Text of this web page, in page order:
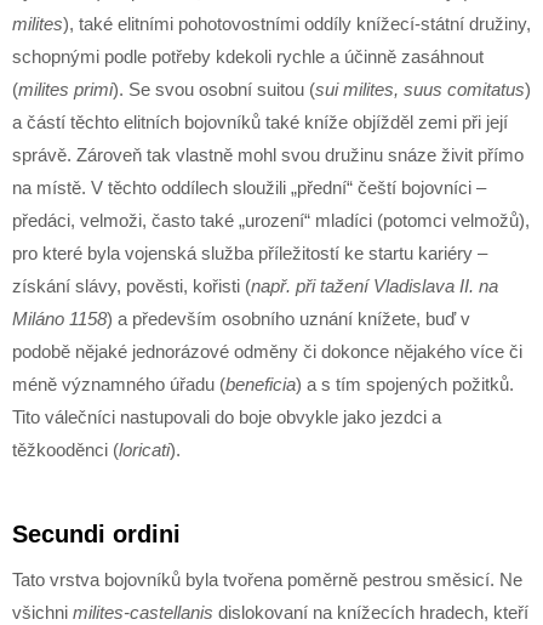
milites), také elitními pohotovostními oddíly knížecí-státní družiny,
schopnými podle potřeby kdekoli rychle a účinně zasáhnout
(milites primi). Se svou osobní suitou (sui milites, suus comitatus)
a částí těchto elitních bojovníků také kníže objížděl zemi při její
správě. Zároveň tak vlastně mohl svou družinu snáze živit přímo
na místě. V těchto oddílech sloužili „přední“ čeští bojovníci –
předáci, velmoži, často také „urození“ mladíci (potomci velmožů),
pro které byla vojenská služba příležitostí ke startu kariéry –
získání slávy, pověsti, kořisti (např. při tažení Vladislava II. na
Miláno 1158) a především osobního uznání knížete, buď v
podobě nějaké jednorázové odměny či dokonce nějakého více či
méně významného úřadu (beneficia) a s tím spojených požitků.
Tito válečníci nastupovali do boje obvykle jako jezdci a
těžkooděnci (loricati).
Secundi ordini
Tato vrstva bojovníků byla tvořena poměrně pestrou směsicí. Ne
všichni milites-castellanis dislokovaní na knížecích hradech, kteří